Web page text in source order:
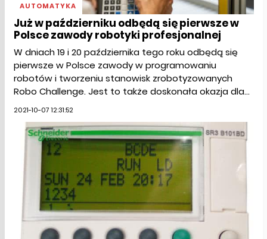
AUTOMATYKA
Już w październiku odbędą się pierwsze w
Polsce zawody robotyki profesjonalnej
W dniach 19 i 20 października tego roku odbędą się
pierwsze w Polsce zawody w programowaniu
robotów i tworzeniu stanowisk zrobotyzowanych
Robo Challenge. Jest to także doskonała okazja dla...
2021-10-07 12:31:52